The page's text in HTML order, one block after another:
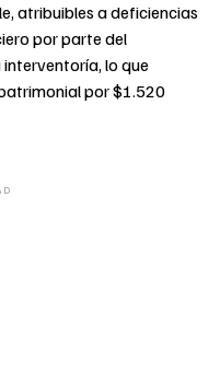
atribuibles a deficiencias
por parte del
lo que
por $1.520